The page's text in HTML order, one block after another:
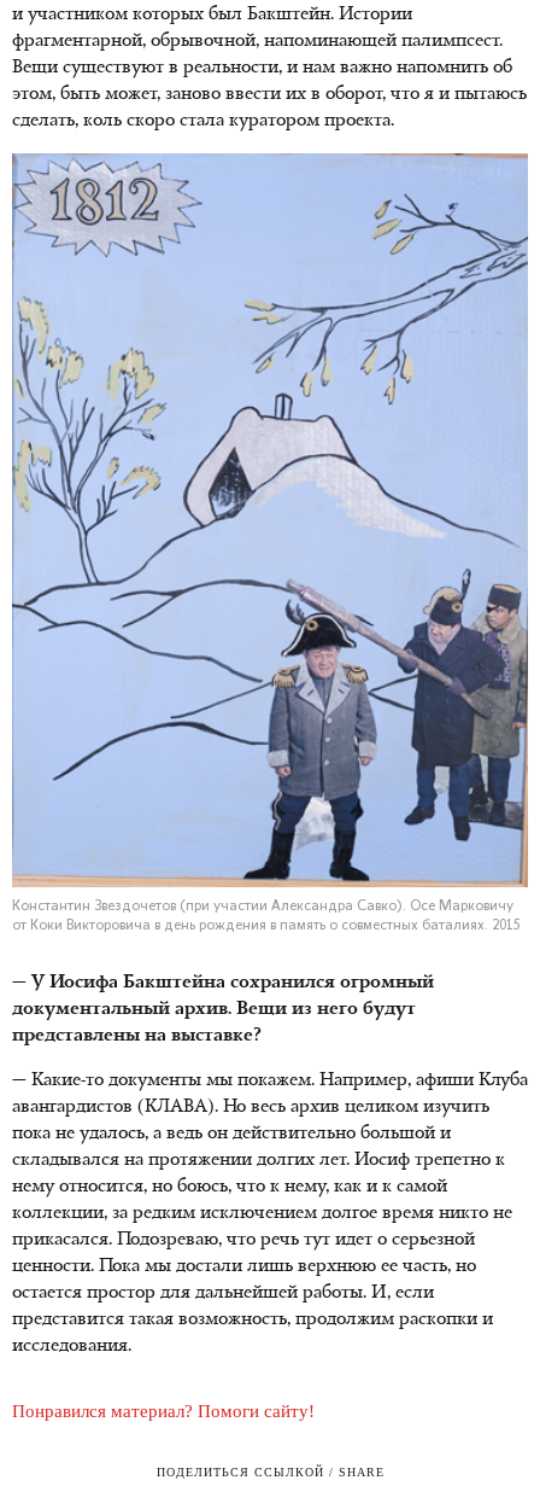
и участником которых был Бакштейн. Истории
фрагментарной, обрывочной, напоминающей палимпсест.
Вещи существуют в реальности, и нам важно напомнить об
этом, быть может, заново ввести их в оборот, что я и пытаюсь
сделать, коль скоро стала куратором проекта.
Константин Звездочетов (при участии Александра Савко). Осе Марковичу
от Коки Викторовича в день рождения в память о совместных баталиях. 2015
— У Иосифа Бакштейна сохранился огромный
документальный архив. Вещи из него будут
представлены на выставке?
— Какие-то документы мы покажем. Например, афиши Клуба
авангардистов (КЛАВА). Но весь архив целиком изучить
пока не удалось, а ведь он действительно большой и
складывался на протяжении долгих лет. Иосиф трепетно к
нему относится, но боюсь, что к нему, как и к самой
коллекции, за редким исключением долгое время никто не
прикасался. Подозреваю, что речь тут идет о серьезной
ценности. Пока мы достали лишь верхнюю ее часть, но
остается простор для дальнейшей работы. И, если
представится такая возможность, продолжим раскопки и
исследования.
Понравился материал? Помоги сайту!
ПОДЕЛИТЬСЯ ССЫЛКОЙ / SHARE